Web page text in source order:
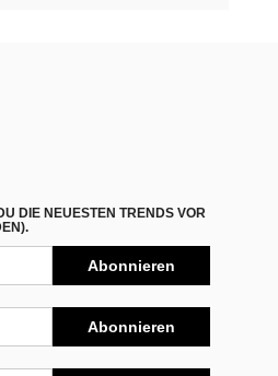
DIE NEUESTEN TRENDS VOR
Abonnieren
Abonnieren